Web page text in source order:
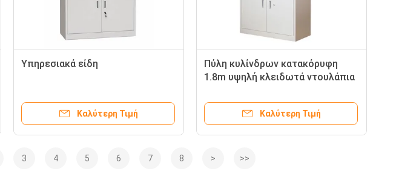
Υπηρεσιακά είδη
Καλύτερη Τιμή
Πύλη κυλίνδρων κατακόρυφη
1.8m υψηλή κλειδωτά ντουλάπια
Καλύτερη Τιμή
3 4 5 6 7 8 > >>